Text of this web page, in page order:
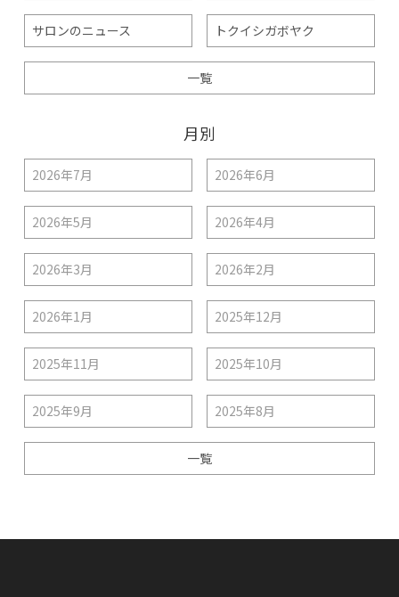
サロンのニュース トクイシガボヤク
一覧
月別
2026年7月 2026年6月
2026年5月 2026年4月
2026年3月 2026年2月
2026年1月 2025年12月
2025年11月 2025年10月
2025年9月 2025年8月
一覧